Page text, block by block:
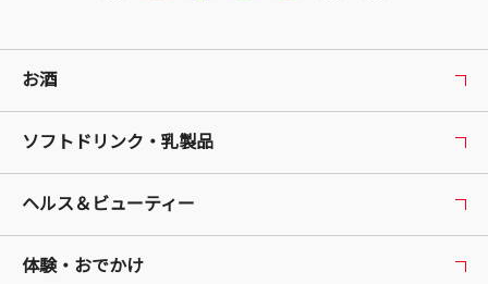
お酒
ソフトドリンク・乳製品
ヘルス＆ビューティー
体験・おでかけ